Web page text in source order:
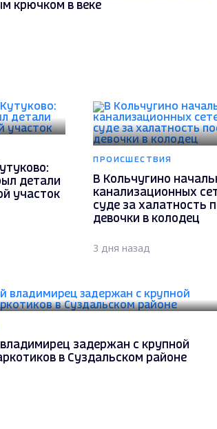
крючком в веке
детали
участок
ПРОИСШЕСТВИЯ
В Кольчугино
канализационных
суде за халатность
девочки в колодец
3 дня назад
задержан с крупной
в Суздальском районе